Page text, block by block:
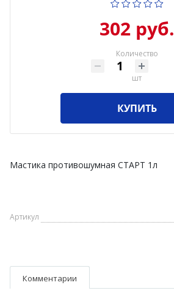
302 руб.
Количество
шт
КУПИТЬ
Мастика противошумная СТАРТ 1л
Артикул
Комментарии